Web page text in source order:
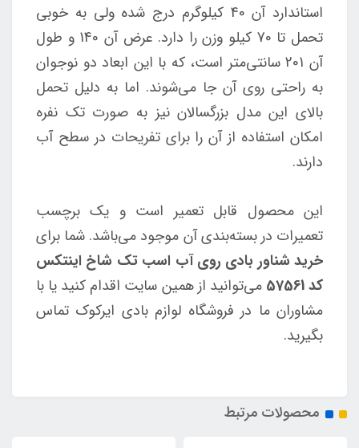
استاندارد آن 40 کیلوگرم درج شده ولی به خوبی
تحمل تا 70 کیلو وزن را دارد. عرض آن 140 و طول
آن 201 سانتی‌متر است، که با این ابعاد دو نوجوان
به راحتی روی آن جا می‌شوند. اما به دلیل تحمل
بالای این مدل بزرگسالان نیز به صورت تک نفره
امکان استفاده از آن را برای تفریحات در سطح آب
دارند.
این محصول قابل تعمیر است و یک برچسب
تعمیرات در بسته‌بندی آن موجود می‌باشد. شما برای
خرید شناور بادی روی آب اسب تک شاخ اینتکس
کد 57561
می‌توانید از همین سایت اقدام کنید یا با
مشاوران ما در فروشگاه لوازم بادی ایرکوک تماس
بگیرید.
محصولات مرتبط